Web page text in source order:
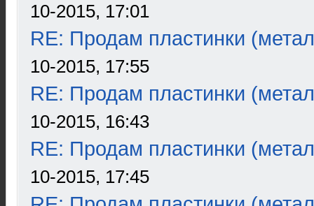
10-2015, 17:01
RE: Продам пластинки
10-2015, 17:55
RE: Продам пластинки
10-2015, 16:43
RE: Продам пластинки
10-2015, 17:45